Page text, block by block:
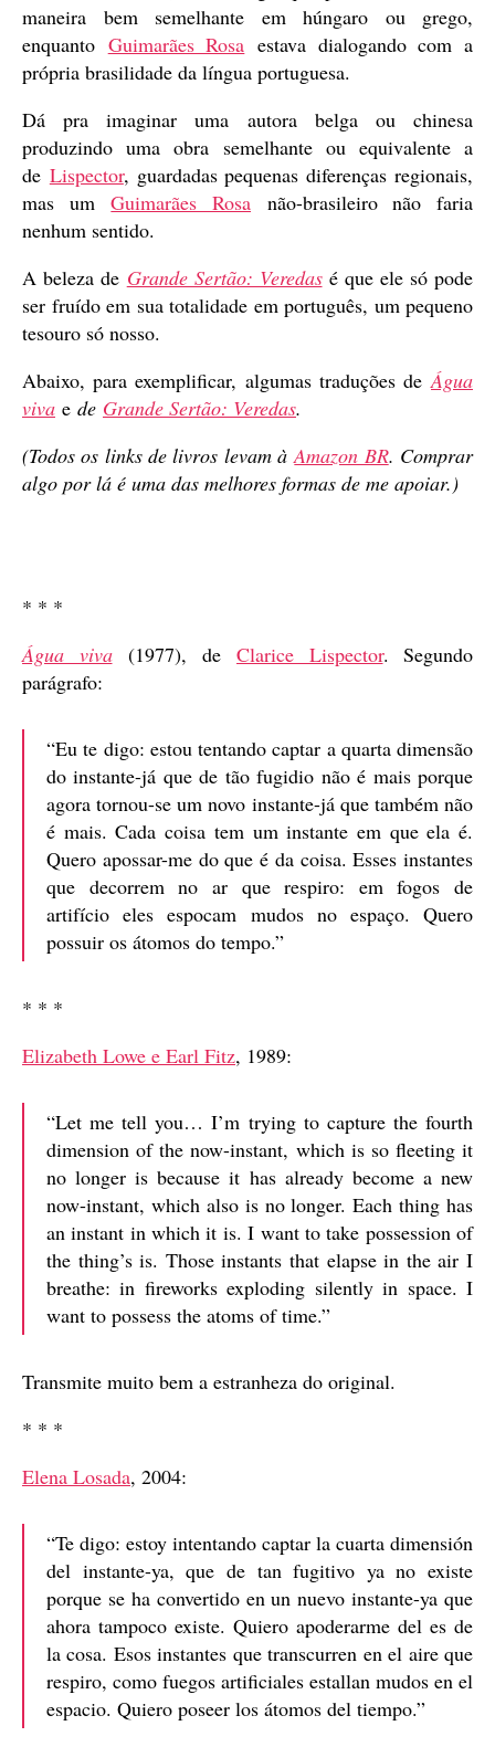
maneira bem semelhante em húngaro ou grego,
enquanto Guimarães Rosa estava dialogando com a
própria brasilidade da língua portuguesa.
Dá pra imaginar uma autora belga ou chinesa
produzindo uma obra semelhante ou equivalente a
de Lispector, guardadas pequenas diferenças regionais,
mas umGuimarães Rosa não-brasileiro não faria
nenhum sentido.
A beleza de Grande Sertão: Veredasé que ele só pode
ser fruído em sua totalidade em português, um pequeno
tesouro só nosso.
Abaixo, para exemplificar, algumas traduções deÁgua
viva e de Grande Sertão: Veredas.
(Todos os links de livros levam àAmazon BR. Comprar
algo por lá é uma das melhores formas de me apoiar.)
* * *
Água viva(1977), de Clarice Lispector. Segundo
parágrafo:
“Eu te digo: estou tentando captar a quarta dimensão
do instante-já que de tão fugidio não é mais porque
agora tornou-se um novo instante-já que também não
é mais. Cada coisa tem um instante em que ela é.
Quero apossar-me do que é da coisa. Esses instantes
que decorrem no ar que respiro: em fogos de
artifício eles espocam mudos no espaço. Quero
possuir os átomos do tempo.”
* * *
Elizabeth Lowe e Earl Fitz, 1989:
“Let me tell you… I’m trying to capture the fourth
dimension of the now-instant, which is so fleeting it
no longer is because it has already become a new
now-instant, which also is no longer. Each thing has
an instant in which it is. I want to take possession of
the thing’s is. Those instants that elapse in the air I
breathe: in fireworks exploding silently in space. I
want to possess the atoms of time.”
Transmite muito bem a estranheza do original.
* * *
Elena Losada, 2004:
“Te digo: estoy intentando captar la cuarta dimensión
del instante-ya, que de tan fugitivo ya no existe
porque se ha convertido en un nuevo instante-ya que
ahora tampoco existe. Quiero apoderarme del es de
la cosa. Esos instantes que transcurren en el aire que
respiro, como fuegos artificiales estallan mudos en el
espacio. Quiero poseer los átomos del tiempo.”